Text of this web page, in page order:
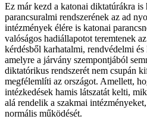
Ez már kezd a katonai diktatúrákra is
parancsuralmi rendszerének az ad
intézmények élére is katonai
valóságos hadiállapotot teremtenek
kérdésből karhatalmi, rendvédelmi
amelyre a járvány szempontjából
diktatórikus rendszerét nem csupán
megfélemlíti az országot. Amellett,
intézkedések hamis látszatát kelti,
alá rendelik a szakmai
normális működését.